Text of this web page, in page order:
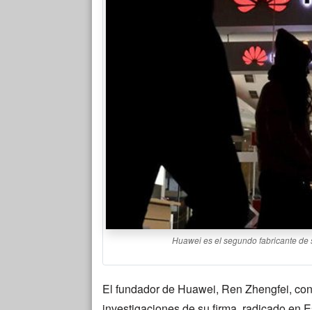
Huawei es el segundo fabricante
El fundador de Huawei, Ren Zhengfei,